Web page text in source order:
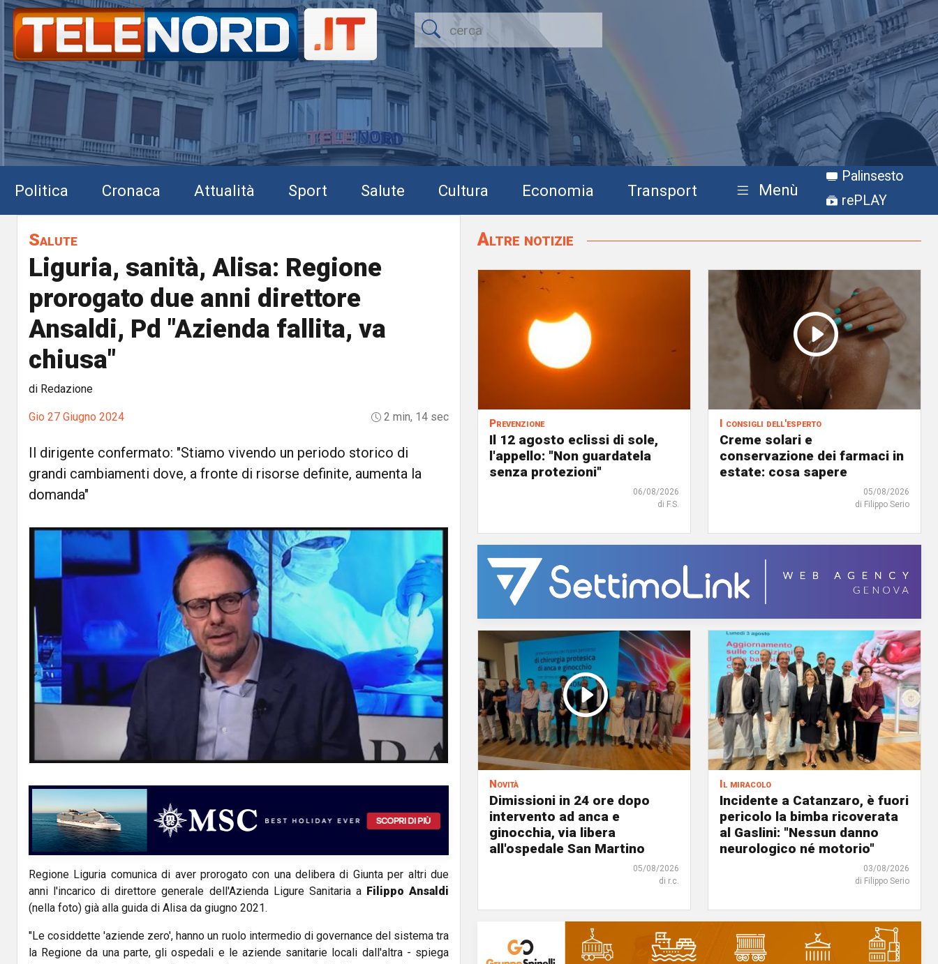
Politica Cronaca Attualità Sport Salute Cultura Economia Transport Menù
Palinsesto
rePLAY
Salute
Liguria, sanità, Alisa: Regione
prorogato due anni direttore
Ansaldi, Pd "Azienda fallita, va
chiusa"
di Redazione
Gio 27 Giugno 2024 2 min, 14 sec
Il dirigente confermato: "Stiamo vivendo un periodo storico di
grandi cambiamenti dove, a fronte di risorse definite, aumenta la
domanda"
Regione Liguria comunica di aver prorogato con una delibera di Giunta per altri due
anni l'incarico di direttore generale dell'Azienda Ligure Sanitaria a Filippo Ansaldi
(nella foto) già alla guida di Alisa da giugno 2021.
"Le cosiddette 'aziende zero', hanno un ruolo intermedio di governance del sistema tra
la Regione da una parte, gli ospedali e le aziende sanitarie locali dall'altra - spiega
Altre notizie
Prevenzione
Il 12 agosto eclissi di sole,
l'appello: "Non guardatela
senza protezioni"
06/08/2026
di F.S.
I consigli dell'esperto
Creme solari e
conservazione dei farmaci in
estate: cosa sapere
05/08/2026
di Filippo Serio
Novità
Dimissioni in 24 ore dopo
intervento ad anca e
ginocchia, via libera
all'ospedale San Martino
05/08/2026
di r.c.
Il miracolo
Incidente a Catanzaro, è fuori
pericolo la bimba ricoverata
al Gaslini: "Nessun danno
neurologico né motorio"
03/08/2026
di Filippo Serio